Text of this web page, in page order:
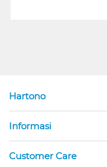
Hartono
Informasi
Customer Care